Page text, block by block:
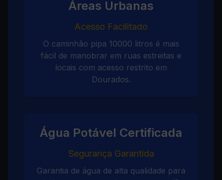
Áreas Urbanas
Acesso Facilitado
O caminhão pipa 10000 litros é mais
fácil de manobrar em ruas estreitas e
locais com acesso restrito em
Dourados.
Água Potável Certificada
Segurança Garantida
Garantia de água de alta qualidade para